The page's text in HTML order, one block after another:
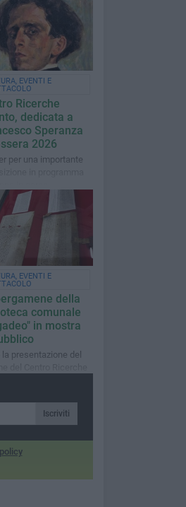
EVENTI E
Ricerche
dedicata a
Speranza
2026
per una importante
EVENTI E
della
comunale
in mostra
la presentazione del
giorni
Iscriviti